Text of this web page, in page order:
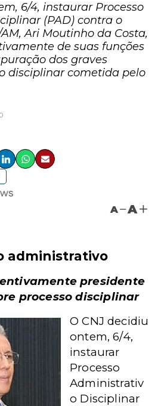
6/4, instaurar Processo
(PAD) contra o
Ari Moutinho da Costa,
de suas funções
dos graves
disciplinar cometida pelo
A A
administrativo
presidente
processo disciplinar
O CNJ decidiu
ontem, 6/4,
instaurar
Processo
Administrativ
o Disciplinar